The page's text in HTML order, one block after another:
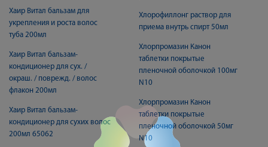
Хаир Витал бальзам для
укрепления и роста волос
туба 200мл
Хаир Витал бальзам-
кондиционер для сух. /
окраш. / поврежд. / волос
флакон 200мл
Хаир Витал бальзам-
кондиционер для сухих волос
200мл 65062
Хлорофиллонг раствор для
приема внутрь спирт 50мл
Хлорпромазин Канон
таблетки покрытые
пленочной оболочкой 100мг
N10
Хлорпромазин Канон
таблетки покрытые
пленочной оболочкой 50мг
N10